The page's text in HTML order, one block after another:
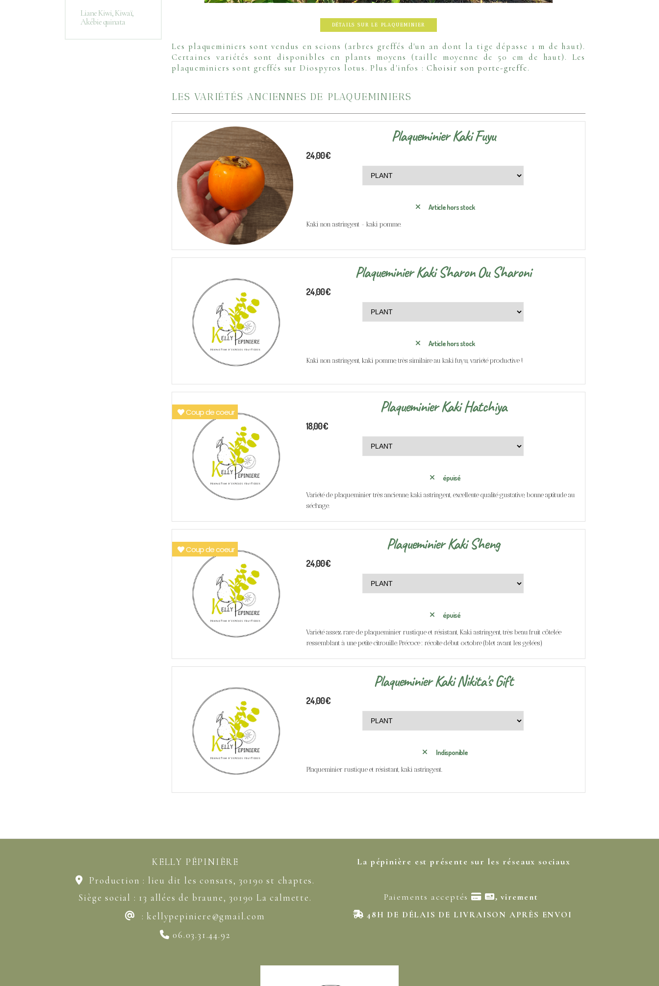
Liane Kiwi, Kiwaï,
Akébie quinata
DÉTAILS SUR LE PLAQUEMINIER
Les plaqueminiers sont vendus en scions (arbres greffés d'un an dont la tige dépasse 1 m de haut).
Certaines variétés sont disponibles en plants moyens (taille moyenne de 50 cm de haut). Les
plaqueminiers sont greffés sur Diospyros lotus.Plus d'infos : Choisir son porte-greffe.
LES VARIÉTÉS ANCIENNES DE PLAQUEMINIERS
Plaqueminier Kaki Fuyu
Kaki non astringent - kaki pomme.
24,00€
Article hors stock
Plaqueminier Kaki Sharon Ou Sharoni
Kaki non astringent, kaki pomme, très similaire au kaki fuyu, variété productive !
24,00€
Article hors stock
Coup de coeur Plaqueminier Kaki Hatchiya
Variété de plaqueminier très ancienne, kaki astringent, excellente qualité gustative, bonne aptitude au
séchage.
18,00€
épuisé
Coup de coeur Plaqueminier Kaki Sheng
Variété assez rare de plaqueminier rustique et résistant, Kaki astringent, très beau fruit côtelée
ressemblant à une petite citrouille. Précoce : récolte début octobre (blet avant les gelées)
24,00€
épuisé
Plaqueminier Kaki Nikita's Gift
Plaqueminier rustique et résistant, kaki astringent.
24,00€
Indisponible
KELLY PÉPINIÈRE

Production : lieu dit les consats, 30190 st chaptes.
Siège social : 13 allées de braune, 30190 La calmette.
@ :kellypepiniere@gmail.com
 06.03.31.44.92
La pépinière est présente sur les réseaux sociaux
Paiements acceptés ,virement
 48H DE DÉLAIS DE LIVRAISON APRÈS ENVOI